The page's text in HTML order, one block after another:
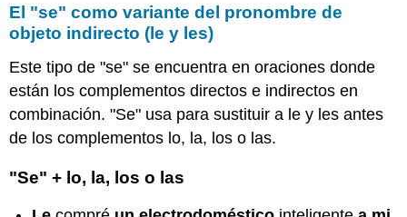
El "se" como variante del pronombre de
objeto indirecto (le y les)
Este tipo de "se" se encuentra en oraciones donde
están los complementos directos e indirectos en
combinación. "Se" usa para sustituir a le y les antes
de los complementos lo, la, los o las.
"Se" + lo, la, los o las